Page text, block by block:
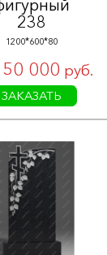
238
1200*600*80
000 руб.
ЗАКАЗАТЬ